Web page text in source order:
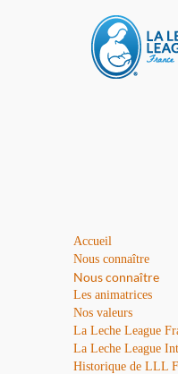
Accueil
Nous connaître
Nous connaître
Les animatrices
Nos valeurs
La Leche League
La Leche League
Historique de LLL